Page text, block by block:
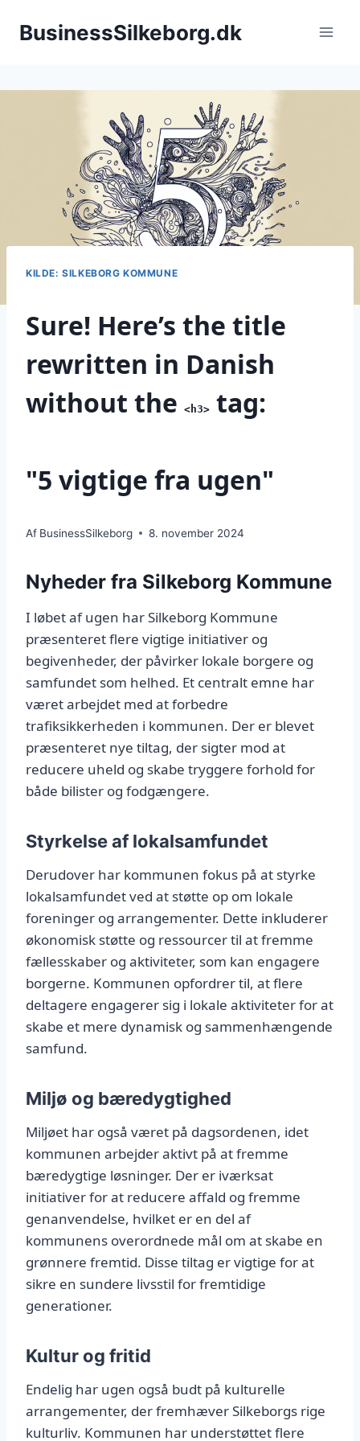
BusinessSilkeborg.dk
KILDE: SILKEBORG KOMMUNE
Sure! Here’s the title
rewritten in Danish
without the <h3> tag:
"5 vigtige fra ugen"
Af BusinessSilkeborg 8. november 2024
Nyheder fra Silkeborg Kommune
I løbet af ugen har Silkeborg Kommune
præsenteret flere vigtige initiativer og
begivenheder, der påvirker lokale borgere og
samfundet som helhed. Et centralt emne har
været arbejdet med at forbedre
trafiksikkerheden i kommunen. Der er blevet
præsenteret nye tiltag, der sigter mod at
reducere uheld og skabe tryggere forhold for
både bilister og fodgængere.
Styrkelse af lokalsamfundet
Derudover har kommunen fokus på at styrke
lokalsamfundet ved at støtte op om lokale
foreninger og arrangementer. Dette inkluderer
økonomisk støtte og ressourcer til at fremme
fællesskaber og aktiviteter, som kan engagere
borgerne. Kommunen opfordrer til, at flere
deltagere engagerer sig i lokale aktiviteter for at
skabe et mere dynamisk og sammenhængende
samfund.
Miljø og bæredygtighed
Miljøet har også været på dagsordenen, idet
kommunen arbejder aktivt på at fremme
bæredygtige løsninger. Der er iværksat
initiativer for at reducere affald og fremme
genanvendelse, hvilket er en del af
kommunens overordnede mål om at skabe en
grønnere fremtid. Disse tiltag er vigtige for at
sikre en sundere livsstil for fremtidige
generationer.
Kultur og fritid
Endelig har ugen også budt på kulturelle
arrangementer, der fremhæver Silkeborgs rige
kulturliv. Kommunen har understøttet flere